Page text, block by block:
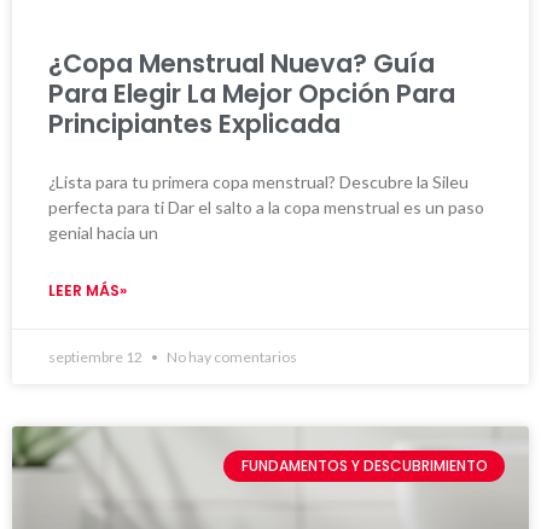
¿Copa Menstrual Nueva? Guía
Para Elegir La Mejor Opción Para
Principiantes Explicada
¿Lista para tu primera copa menstrual? Descubre la Sileu
perfecta para ti Dar el salto a la copa menstrual es un paso
genial hacia un
LEER MÁS»
septiembre 12 No hay comentarios
FUNDAMENTOS Y DESCUBRIMIENTO